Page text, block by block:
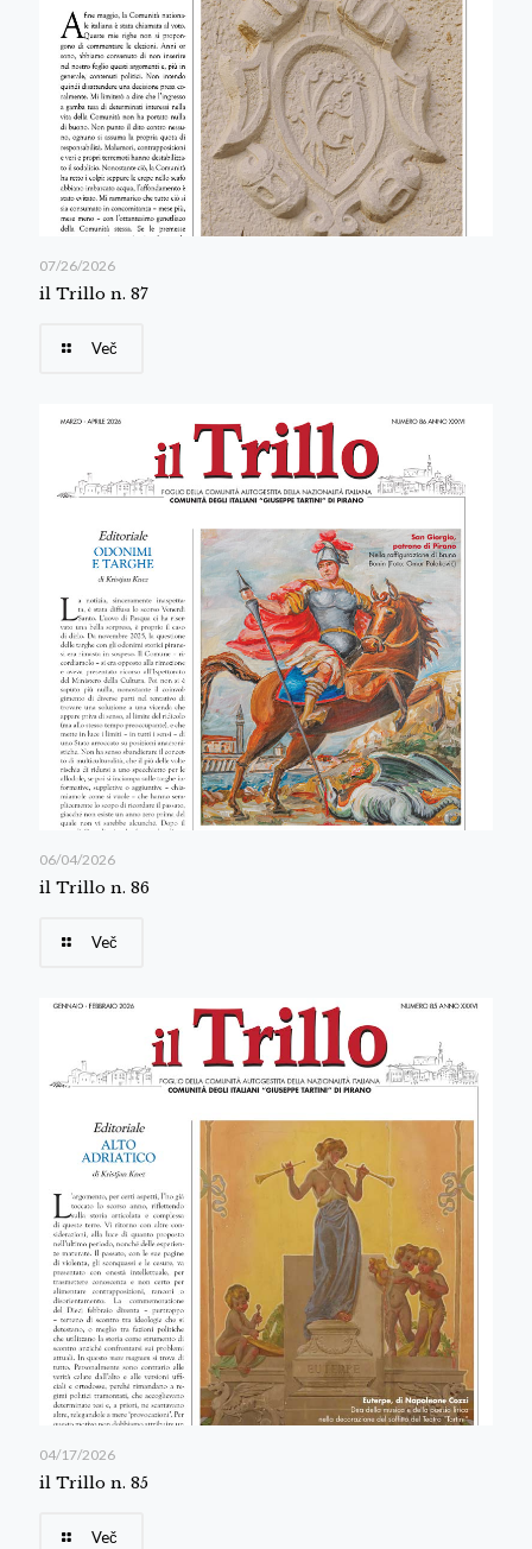
07/26/2026
il Trillo n. 87
Več
06/04/2026
il Trillo n. 86
Več
04/17/2026
il Trillo n. 85
Več